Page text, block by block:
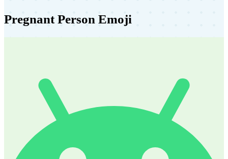
Pregnant Person Emoji